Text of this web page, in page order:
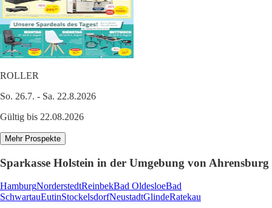
ROLLER
So. 26.7. - Sa. 22.8.2026
Gültig bis 22.08.2026
Mehr Prospekte
Sparkasse Holstein in der Umgebung von Ahrensburg
HamburgNorderstedtReinbekBad OldesloeBad
SchwartauEutinStockelsdorfNeustadtGlindeRatekau